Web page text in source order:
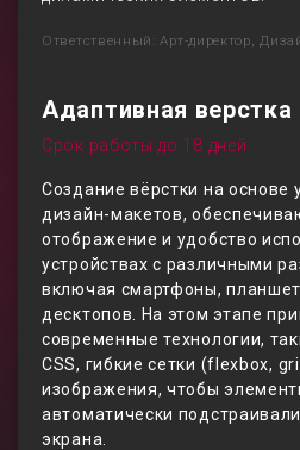
Ответственный: Арт-директор,
Адаптивная верстка
Срок работы до 18 дней
Создание вёрстки на основе
дизайн-макетов,
отображение и удобство
устройствах с различными
включая смартфоны,
десктопов. На этом этапе
современные технологии,
CSS, гибкие сетки (flexbox,
изображения, чтобы
автоматически
экрана.